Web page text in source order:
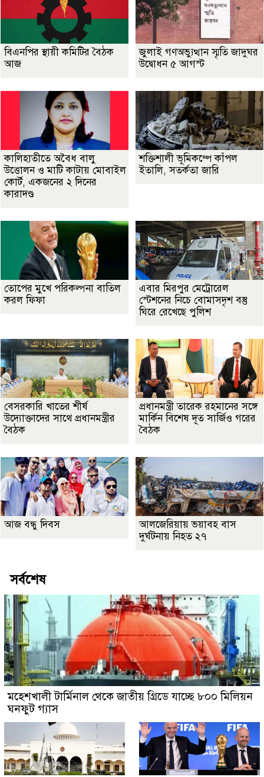
বিএনপির স্থায়ী কমিটির বৈঠক
আজ
জুলাই গণঅভ্যুত্থান স্মৃতি জাদুঘর
উদ্বোধন ৫ আগস্ট
কালিহাতীতে অবৈধ বালু
উত্তোলন ও মাটি কাটায় মোবাইল
কোর্ট, একজনের ২ দিনের
কারাদণ্ড
শক্তিশালী ভূমিকম্পে কাঁপল
ইতালি, সতর্কতা জারি
তোপের মুখে পরিকল্পনা বাতিল
করল ফিফা
এবার মিরপুর মেট্রোরেল
স্টেশনের নিচে বোমাসদৃশ বস্তু
ঘিরে রেখেছে পুলিশ
বেসরকারি খাতের শীর্ষ
উদ্যোক্তাদের সাথে প্রধানমন্ত্রীর
বৈঠক
প্রধানমন্ত্রী তারেক রহমানের সঙ্গে
মার্কিন বিশেষ দূত সার্জিও গরের
বৈঠক
আজ বন্ধু দিবস
আলজেরিয়ায় ভয়াবহ বাস
দুর্ঘটনায় নিহত ২৭
সর্বশেষ
মহেশখালী টার্মিনাল থেকে জাতীয় গ্রিডে যাচ্ছে ৮০০ মিলিয়ন
ঘনফুট গ্যাস